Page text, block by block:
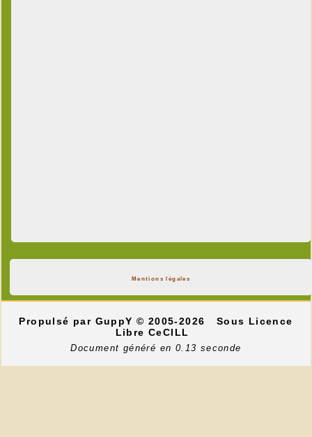
Mentions légales
Propulsé par GuppY© 2005-2026
Sous Licence
Libre CeCILL
Document généré en 0.13 seconde